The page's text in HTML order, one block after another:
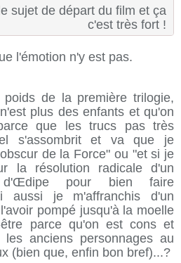
sujet de départ du film et ça
c'est très fort !
l'émotion n'y est pas.
de la première trilogie,
plus des enfants et qu'on
que les trucs pas très
s'assombrit et va que je
de la Force" ou "et si je
la résolution radicale d'un
d'Œdipe pour bien faire
aussi je m'affranchis d'un
pompé jusqu'à la moelle
parce qu'on est cons et
anciens personnages au
(bien que, enfin bon bref)...?